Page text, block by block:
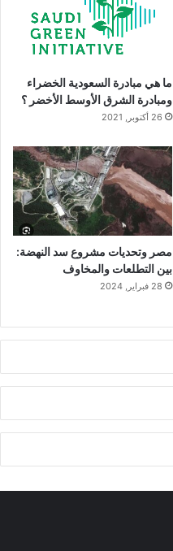
ما هي مبادرة السعودية الخضراء
ومبادرة الشرق الأوسط الأخضر ؟
26 أكتوبر, 2021
مصر وتحديات مشروع سد النهضة:
بين التطلعات والمخاوف
28 فبراير, 2024